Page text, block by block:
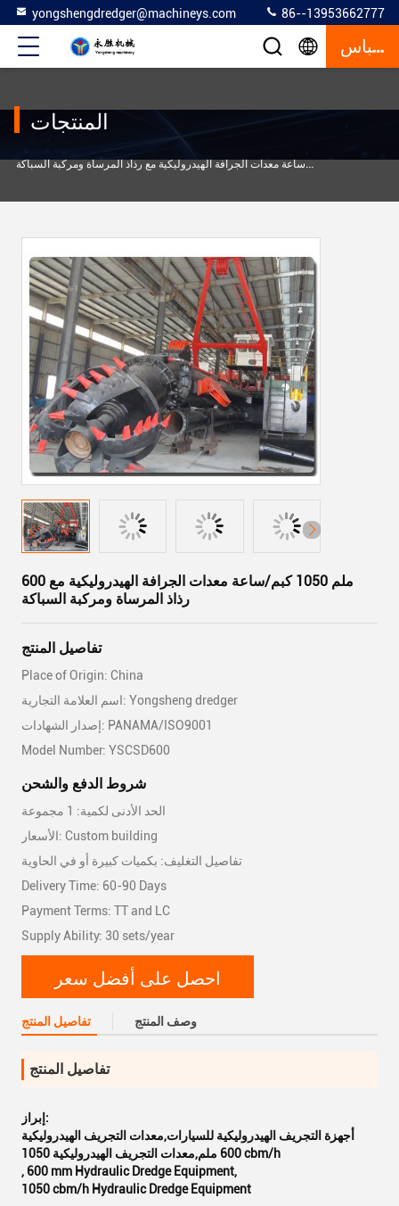
yongshengdredger@machineys.com 86--13953662777
إقتباس
المنتجات
600 ملم 1050 كبم/ساعة معدات الجرافة الهيدروليكية مع
رذاذ المرساة ومركبة السباكة
تفاصيل المنتج
Place of Origin: China
اسم العلامة التجارية: Yongsheng dredger
إصدار الشهادات: PANAMA/ISO9001
Model Number: YSCSD600
شروط الدفع والشحن
الحد الأدنى لكمية: 1 مجموعة
الأسعار: Custom building
تفاصيل التغليف: بكميات كبيرة أو في الحاوية
Delivery Time: 60-90 Days
Payment Terms: TT and LC
Supply Ability: 30 sets/year
احصل على أفضل سعر
تفاصيل المنتج وصف المنتج
تفاصيل المنتج
إبراز:
أجهزة التجريف الهيدروليكية للسيارات,معدات التجريف الهيدروليكية
600 ملم,معدات التجريف الهيدروليكية 1050 cbm/h
, 600 mm Hydraulic Dredge Equipment,
1050 cbm/h Hydraulic Dredge Equipment